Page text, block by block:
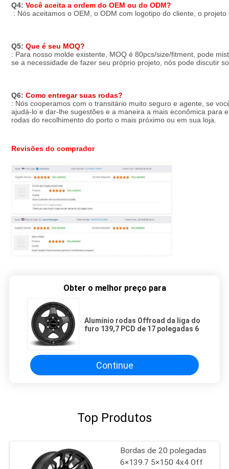
Q4: Você aceita a ordem do OEM ou do ODM?
: Nós aceitamos o OEM, o ODM com logotipo do cliente, o
Q5: Que é seu MOQ?
: Para nosso molde existente, MOQ é 80pcs/size/fitment, pode
se a necessidade de fazer seu próprio projeto, nós pode discutir
Q6: Como entregar suas rodas?
: Nós cooperamos com o transitário muito seguro e agente, se
ajudá-lo e dar-lhe sugestões e a maneira a mais econômica para
rodas do recolhimento do porto o mais próximo ou em sua loja.
Revisões do comprador
Obter o melhor preço para
Alumínio rodas Offroad da liga do
furo 139,7 PCD de 17 polegadas 6
Continue
Top Produtos
Bordas de 20 polegadas
6×139.7 5×150 4x4 Off